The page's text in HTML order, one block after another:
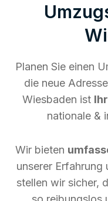
Planen Sie einen
die neue
Wiesbaden ist
nationale &
Wir bieten
unserer Erfahrung
stellen wir sicher,